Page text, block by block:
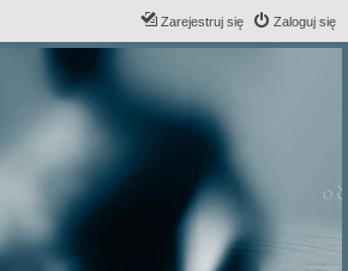
Zaloguj się
Zarejestruj się